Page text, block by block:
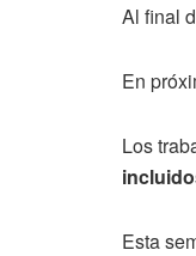
Al final
En
Los
Esta